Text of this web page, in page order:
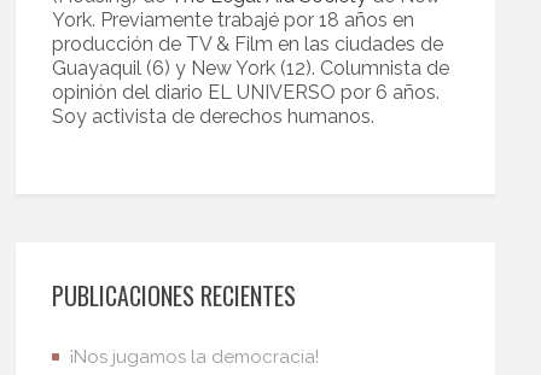
York. Previamente trabajé por 18 años en
producción de TV & Film en las ciudades de
Guayaquil (6) y New York (12). Columnista de
opinión del diario EL UNIVERSO por 6 años.
Soy activista de derechos humanos.
PUBLICACIONES RECIENTES
¡Nos jugamos la democracia!